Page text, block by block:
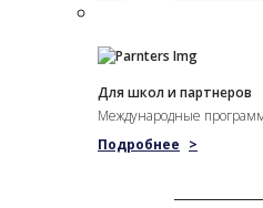
Для школ и партнеров
Международные
Подробнее >